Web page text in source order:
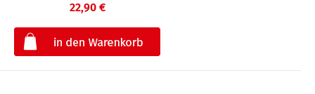
22,90 €